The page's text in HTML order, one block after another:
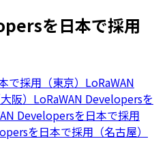
を日本で採用
で採用（東京） LoRaWAN
阪） LoRaWAN Developersを
Developersを日本で採用
を日本で採用（名古屋）